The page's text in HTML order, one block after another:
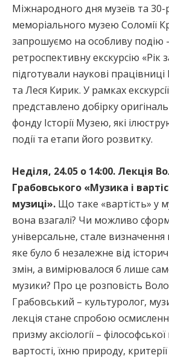
Міжнародного дня музеїв та 30-
меморіального музею Соломії
запрошуємо на особливу подію
ретроспективну екскурсію «Рік
підготували наукові
та Леся Кирик. У рамках
представлено добірку
фонду Історії Музею, які
події та етапи його розвитку.
Неділя, 24.05 о 14:00. Лекція
Грабовського «Музика і
музиці». Що таке «вартість» у
вона взагалі? Чи можливо
універсальне, стале визначення
яке було б незалежне від
змін, а вимірювалося б лише
музики? Про це розповість
Грабовський – культуролог,
лекція стане спробою
призму аксіології –
вартості, їхню природу,